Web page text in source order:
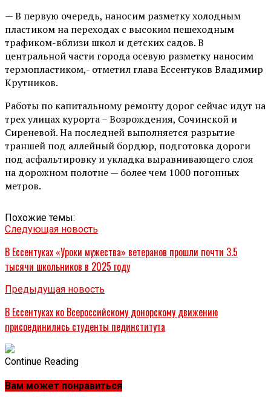
— В первую очередь, наносим разметку холодным
пластиком на переходах с высоким пешеходным
трафиком-вблизи школ и детских садов. В
центральной части города осевую разметку наносим
термопластиком,- отметил глава Ессентуков Владимир
Крутников.
Работы по капитальному ремонту дорог сейчас идут на
трех улицах курорта – Возрождения, Сочинской и
Сиреневой. На последней выполняется разрытие
траншей под аллейный бордюр, подготовка дороги
под асфальтировку и укладка выравнивающего слоя
на дорожном полотне — более чем 1000 погонных
метров.
Похожие темы:
Следующая новость
В Ессентуках «Уроки мужества» ветеранов прошли почти 3.5
тысячи школьников в 2025 году
Предыдущая новость
В Ессентуках ко Всероссийскому донорскому движению
присоединились студенты пединститута
Continue Reading
Вам может понравиться